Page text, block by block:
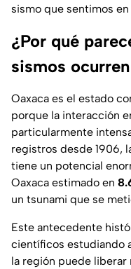
sismo que sentimos
¿Por qué
sismos
Oaxaca es el estado
porque la interacción
particularmente
registros desde 1906,
tiene un potencial
Oaxaca estimado en
un tsunami que se
Este antecedente
científicos estudiando
la región puede liberar